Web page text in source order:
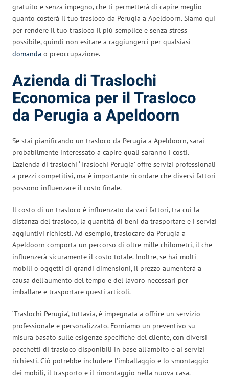
gratuito e senza impegno, che ti permetterà di capire meglio
quanto costerà il tuo trasloco da Perugia a Apeldoorn. Siamo qui
per rendere il tuo trasloco il più semplice e senza stress
possibile, quindi non esitare a raggiungerci per qualsiasi
domanda o preoccupazione.
Azienda di Traslochi
Economica per il Trasloco
da Perugia a Apeldoorn
Se stai pianificando un trasloco da Perugia a Apeldoorn, sarai
probabilmente interessato a capire quali saranno i costi.
L’azienda di traslochi ‘Traslochi Perugia’ offre servizi professionali
a prezzi competitivi, ma è importante ricordare che diversi fattori
possono influenzare il costo finale.
Il costo di un trasloco è influenzato da vari fattori, tra cui la
distanza del trasloco, la quantità di beni da trasportare e i servizi
aggiuntivi richiesti. Ad esempio, traslocare da Perugia a
Apeldoorn comporta un percorso di oltre mille chilometri, il che
influenzerà sicuramente il costo totale. Inoltre, se hai molti
mobili o oggetti di grandi dimensioni, il prezzo aumenterà a
causa dell’aumento del tempo e del lavoro necessari per
imballare e trasportare questi articoli.
‘Traslochi Perugia’, tuttavia, è impegnata a offrire un servizio
professionale e personalizzato. Forniamo un preventivo su
misura basato sulle esigenze specifiche del cliente, con diversi
pacchetti di trasloco disponibili in base all’ambito e ai servizi
richiesti. Ciò potrebbe includere l’imballaggio e lo smontaggio
dei mobili, il trasporto e il rimontaggio nella nuova casa.